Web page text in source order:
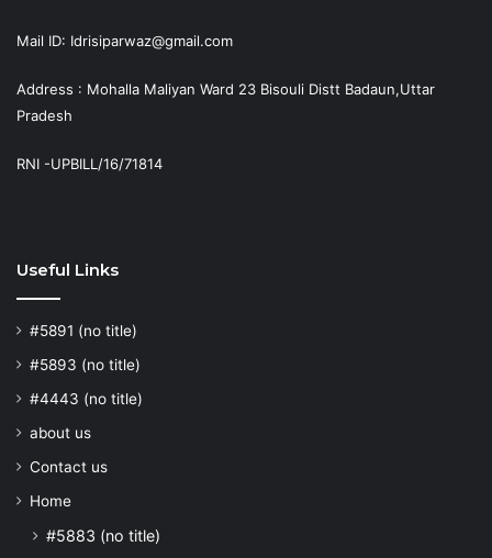
Mail ID: Idrisiparwaz@gmail.com
Address : Mohalla Maliyan Ward 23 Bisouli Distt Badaun,Uttar
Pradesh
RNI -UPBILL/16/71814
Useful Links
#5891 (no title)
#5893 (no title)
#4443 (no title)
about us
Contact us
Home
#5883 (no title)